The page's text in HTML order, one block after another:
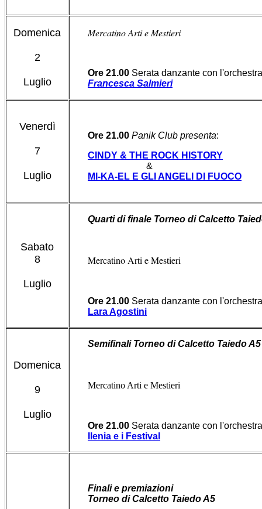
Domenica
2
Luglio
Mercatino Arti e Mestieri
Ore 21.00 Serata danzante con l'orchestra
Francesca Salmieri
Venerdì
7
Luglio
Ore 21.00 Panik Club presenta:
CINDY & THE ROCK HISTORY
&
MI-KA-EL E GLI ANGELI DI FUOCO
Sabato
8
Luglio
Quarti di finale Torneo di Calcetto
Mercatino Arti e Mestieri
Ore 21.00 Serata danzante con l'orchestra
Lara Agostini
Domenica
9
Luglio
Semifinali Torneo di Calcetto Taiedo A5
Mercatino Arti e Mestieri
Ore 21.00 Serata danzante con l'orchestra
Ilenia e i Festival
Finali e premiazioni
Torneo di Calcetto Taiedo A5